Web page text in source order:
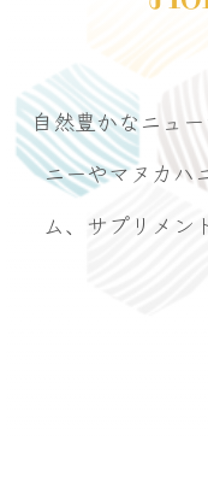
自然豊かなニュ
ニーやマヌカハ
ム、サプリメン